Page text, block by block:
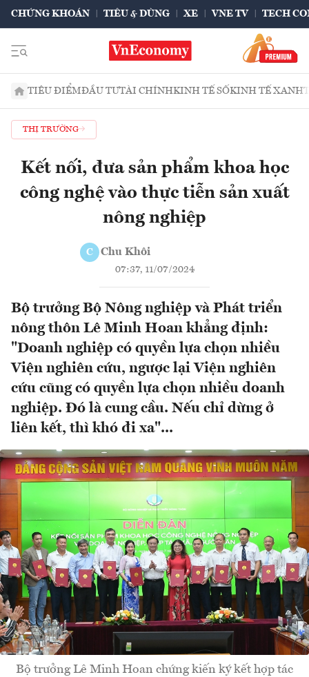
CHỨNG KHOÁN TIÊU & DÙNG XE VNE TV TECH
TIÊU ĐIỂMĐẦU TƯTÀI CHÍNHKINH TẾ SỐKINH TẾ XANH
THỊ TRƯỜNG
Kết nối, đưa sản phẩm khoa học
công nghệ vào thực tiễn sản xuất
nông nghiệp
C Chu Khôi
07:37, 11/07/2024
Bộ trưởng Bộ Nông nghiệp và Phát triển
nông thôn Lê Minh Hoan khẳng định:
"Doanh nghiệp có quyền lựa chọn nhiều
Viện nghiên cứu, ngược lại Viện nghiên
cứu cũng có quyền lựa chọn nhiều doanh
nghiệp. Đó là cung cầu. Nếu chỉ dừng ở
liên kết, thì khó đi xa"...
Bộ trưởng Lê Minh Hoan chứng kiến ký kết hợp tác